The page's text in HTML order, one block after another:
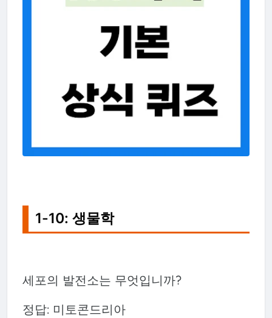
1-10: 생물학
세포의 발전소는 무엇입니까?
정답: 미토콘드리아